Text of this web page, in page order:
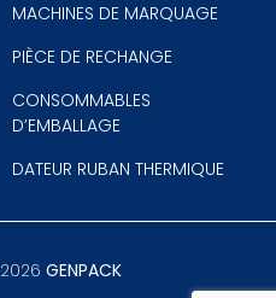
MACHINES DE MARQUAGE
PIÈCE DE RECHANGE
CONSOMMABLES
D’EMBALLAGE
DATEUR RUBAN THERMIQUE
2026 GENPACK